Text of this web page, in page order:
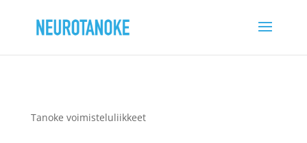
Tanoke voimisteluliikkeet